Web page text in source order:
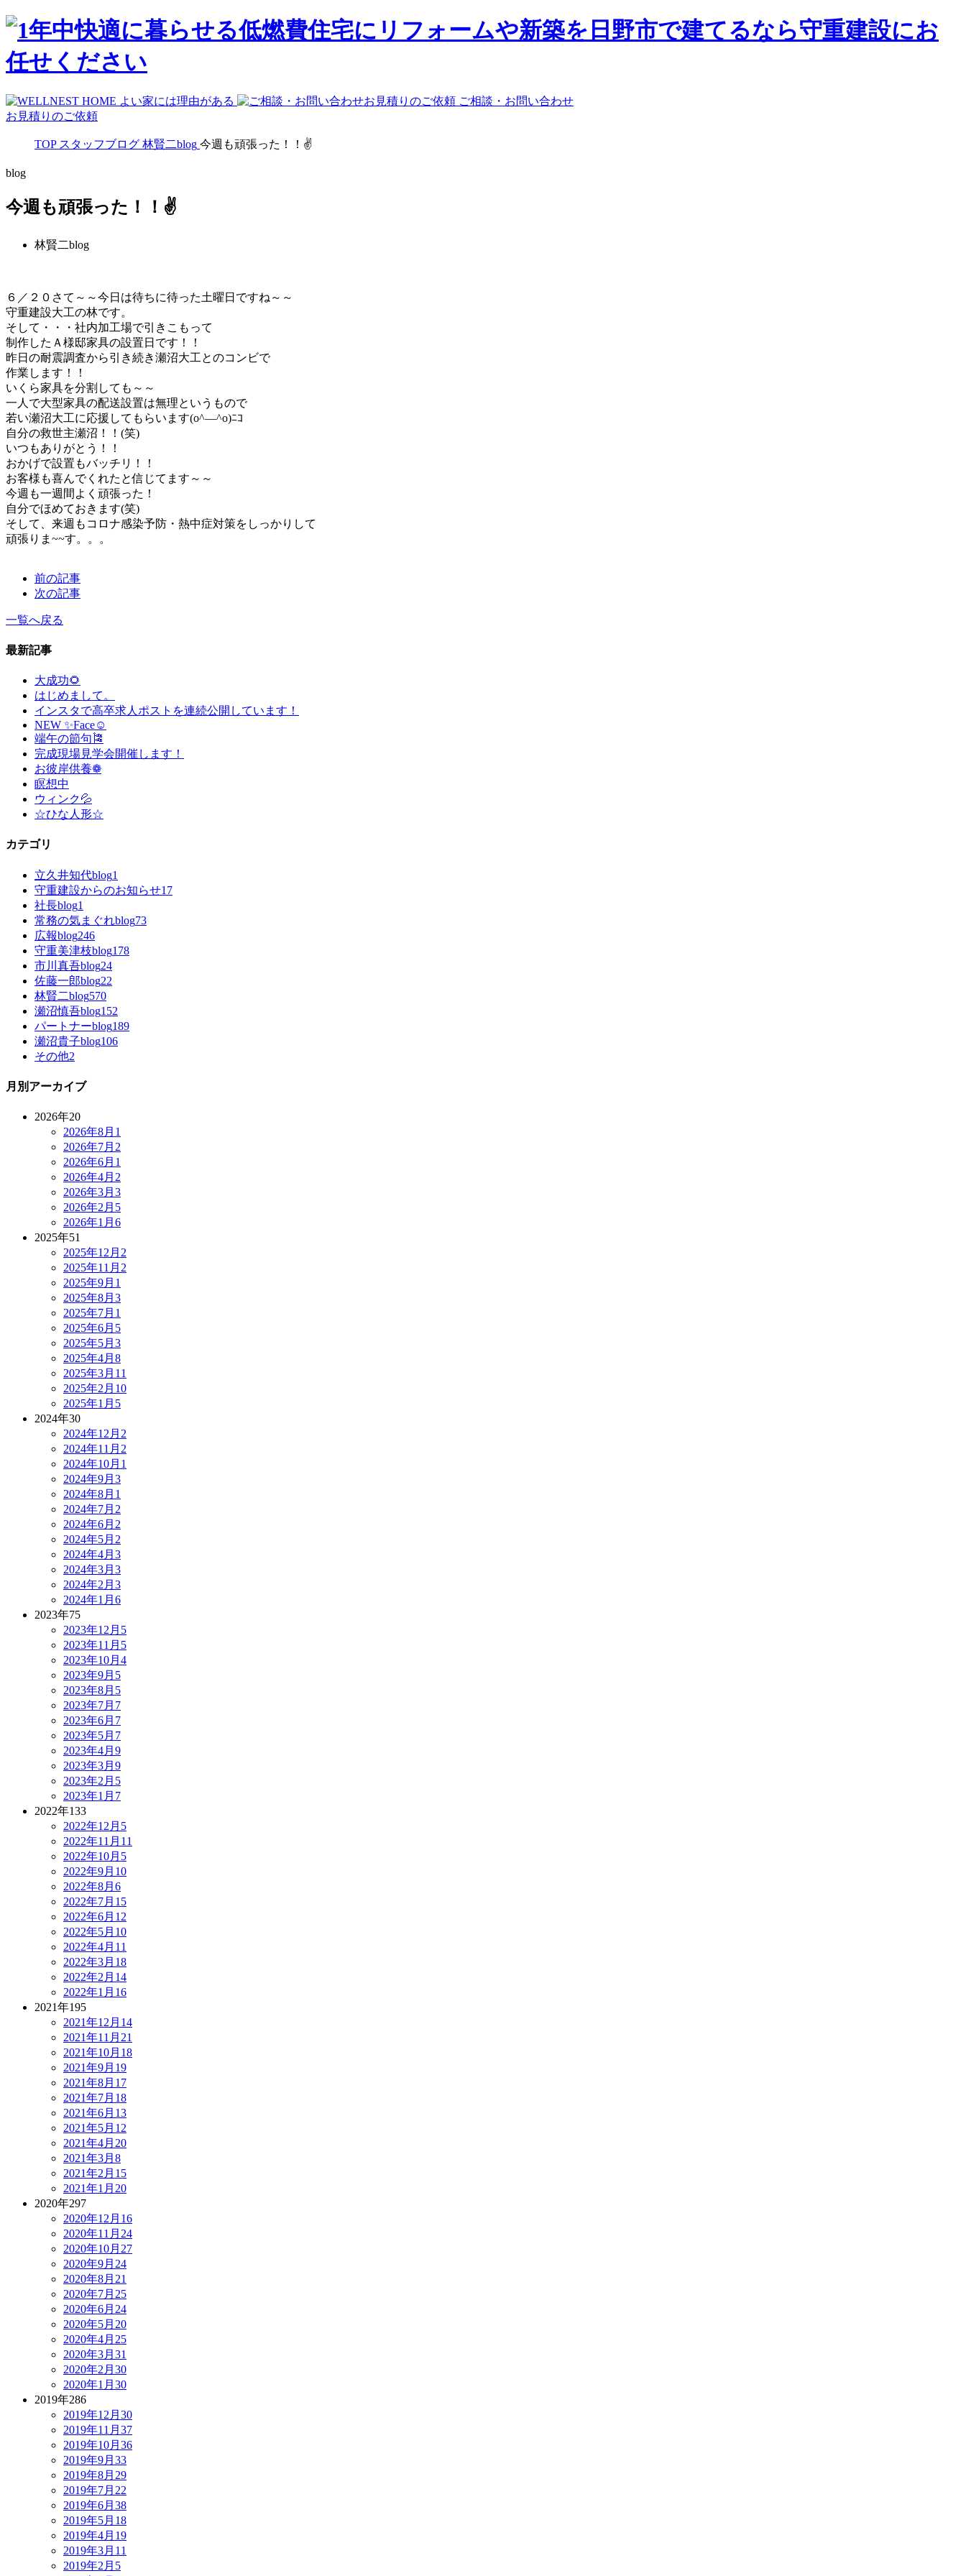
ご相談・お問い合わせ
お見積りのご依頼
TOP スタッフブログ 林賢二blog 今週も頑張った！！✌
blog
今週も頑張った！！✌
林賢二blog
６／２０さて～～今日は待ちに待った土曜日ですね～～
守重建設大工の林です。
そして・・・社内加工場で引きこもって
制作したＡ様邸家具の設置日です！！
昨日の耐震調査から引き続き瀬沼大工とのコンビで
作業します！！
いくら家具を分割しても～～
一人で大型家具の配送設置は無理というもので
若い瀬沼大工に応援してもらいます(o^―^o)ﾆｺ
自分の救世主瀬沼！！(笑)
いつもありがとう！！
おかげで設置もバッチリ！！
お客様も喜んでくれたと信じてます～～
今週も一週間よく頑張った！
自分でほめておきます(笑)
そして、来週もコロナ感染予防・熱中症対策をしっかりして
頑張りま~~す。。。
前の記事
次の記事
一覧へ戻る
最新記事
大成功🌻
はじめまして。
インスタで高卒求人ポストを連続公開しています！
NEW ✨Face☺
端午の節句🎏
完成現場見学会開催します！
お彼岸供養❁
瞑想中
ウィンク💦
☆ひな人形☆
カテゴリ
立久井知代blog1
守重建設からのお知らせ17
社長blog1
常務の気まぐれblog73
広報blog246
守重美津枝blog178
市川真吾blog24
佐藤一郎blog22
林賢二blog570
瀬沼慎吾blog152
パートナーblog189
瀬沼貴子blog106
その他2
月別アーカイブ
2026年20
2026年8月 1
2026年7月 2
2026年6月 1
2026年4月 2
2026年3月 3
2026年2月 5
2026年1月 6
2025年51
2025年12月 2
2025年11月 2
2025年9月 1
2025年8月 3
2025年7月 1
2025年6月 5
2025年5月 3
2025年4月 8
2025年3月 11
2025年2月 10
2025年1月 5
2024年30
2024年12月 2
2024年11月 2
2024年10月 1
2024年9月 3
2024年8月 1
2024年7月 2
2024年6月 2
2024年5月 2
2024年4月 3
2024年3月 3
2024年2月 3
2024年1月 6
2023年75
2023年12月 5
2023年11月 5
2023年10月 4
2023年9月 5
2023年8月 5
2023年7月 7
2023年6月 7
2023年5月 7
2023年4月 9
2023年3月 9
2023年2月 5
2023年1月 7
2022年133
2022年12月 5
2022年11月 11
2022年10月 5
2022年9月 10
2022年8月 6
2022年7月 15
2022年6月 12
2022年5月 10
2022年4月 11
2022年3月 18
2022年2月 14
2022年1月 16
2021年195
2021年12月 14
2021年11月 21
2021年10月 18
2021年9月 19
2021年8月 17
2021年7月 18
2021年6月 13
2021年5月 12
2021年4月 20
2021年3月 8
2021年2月 15
2021年1月 20
2020年297
2020年12月 16
2020年11月 24
2020年10月 27
2020年9月 24
2020年8月 21
2020年7月 25
2020年6月 24
2020年5月 20
2020年4月 25
2020年3月 31
2020年2月 30
2020年1月 30
2019年286
2019年12月 30
2019年11月 37
2019年10月 36
2019年9月 33
2019年8月 29
2019年7月 22
2019年6月 38
2019年5月 18
2019年4月 19
2019年3月 11
2019年2月 5